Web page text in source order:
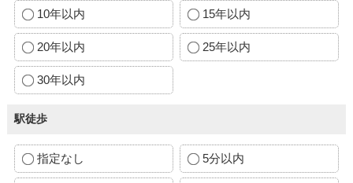
10年以内 15年以内
20年以内 25年以内
30年以内
駅徒歩
指定なし 5分以内